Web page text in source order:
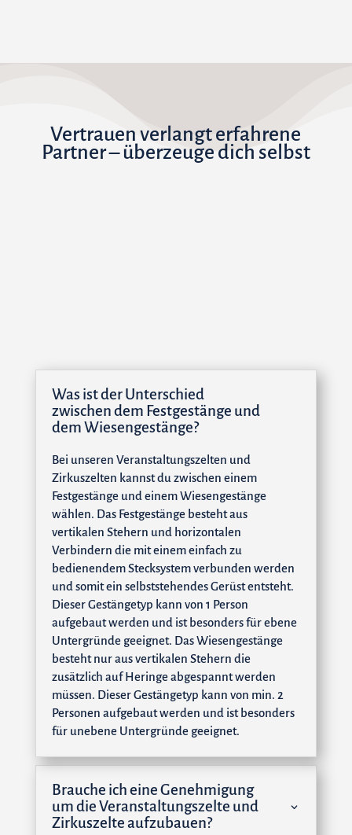
Vertrauen verlangt erfahrene
Partner – überzeuge dich selbst
Was ist der Unterschied
zwischen dem Festgestänge und
dem Wiesengestänge?
Bei unseren Veranstaltungszelten und
Zirkuszelten kannst du zwischen einem
Festgestänge und einem Wiesengestänge
wählen. Das Festgestänge besteht aus
vertikalen Stehern und horizontalen
Verbindern die mit einem einfach zu
bedienendem Stecksystem verbunden werden
und somit ein selbststehendes Gerüst entsteht.
Dieser Gestängetyp kann von 1 Person
aufgebaut werden und ist besonders für ebene
Untergründe geeignet. Das Wiesengestänge
besteht nur aus vertikalen Stehern die
zusätzlich auf Heringe abgespannt werden
müssen. Dieser Gestängetyp kann von min. 2
Personen aufgebaut werden und ist besonders
für unebene Untergründe geeignet.
Brauche ich eine Genehmigung
um die Veranstaltungszelte und
Zirkuszelte aufzubauen?